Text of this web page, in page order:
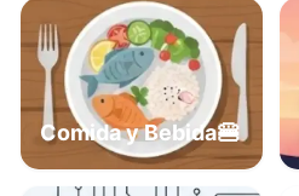
Comida y Bebida🍔